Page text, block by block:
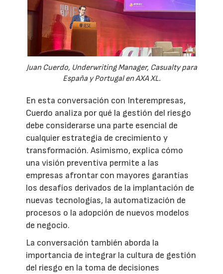
Juan Cuerdo, Underwriting Manager, Casualty para
España y Portugal en AXA XL.
En esta conversación con Interempresas,
Cuerdo analiza por qué la gestión del riesgo
debe considerarse una parte esencial de
cualquier estrategia de crecimiento y
transformación. Asimismo, explica cómo
una visión preventiva permite a las
empresas afrontar con mayores garantías
los desafíos derivados de la implantación de
nuevas tecnologías, la automatización de
procesos o la adopción de nuevos modelos
de negocio.
La conversación también aborda la
importancia de integrar la cultura de gestión
del riesgo en la toma de decisiones